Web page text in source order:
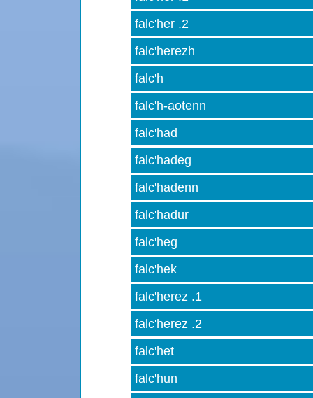
falc'her .2
falc'herezh
falc'h
falc'h-aotenn
falc'had
falc'hadeg
falc'hadenn
falc'hadur
falc'heg
falc'hek
falc'herez .1
falc'herez .2
falc'het
falc'hun